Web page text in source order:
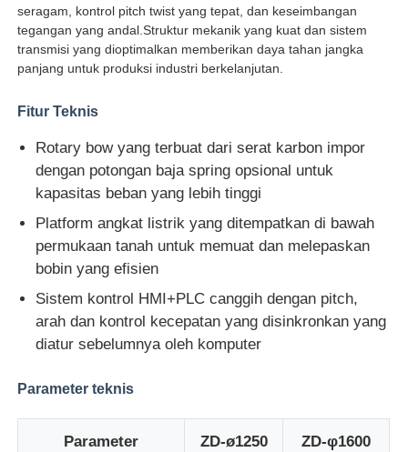
Tentang kita
Kontrol kualitas
Berita
Semua Kasus
Quote request suatu
Garis produksi ekstrusi
seragam, kontrol pitch twist yang tepat, dan keseimbangan
tegangan yang andal.Struktur mekanik yang kuat dan sistem
transmisi yang dioptimalkan memberikan daya tahan jangka
panjang untuk produksi industri berkelanjutan.
Fitur Teknis
Rotary bow yang terbuat dari serat karbon impor
dengan potongan baja spring opsional untuk
kapasitas beban yang lebih tinggi
Platform angkat listrik yang ditempatkan di bawah
permukaan tanah untuk memuat dan melepaskan
bobin yang efisien
Sistem kontrol HMI+PLC canggih dengan pitch,
arah dan kontrol kecepatan yang disinkronkan yang
diatur sebelumnya oleh komputer
Parameter teknis
Parameter ZD-ø1250 ZD-φ1600